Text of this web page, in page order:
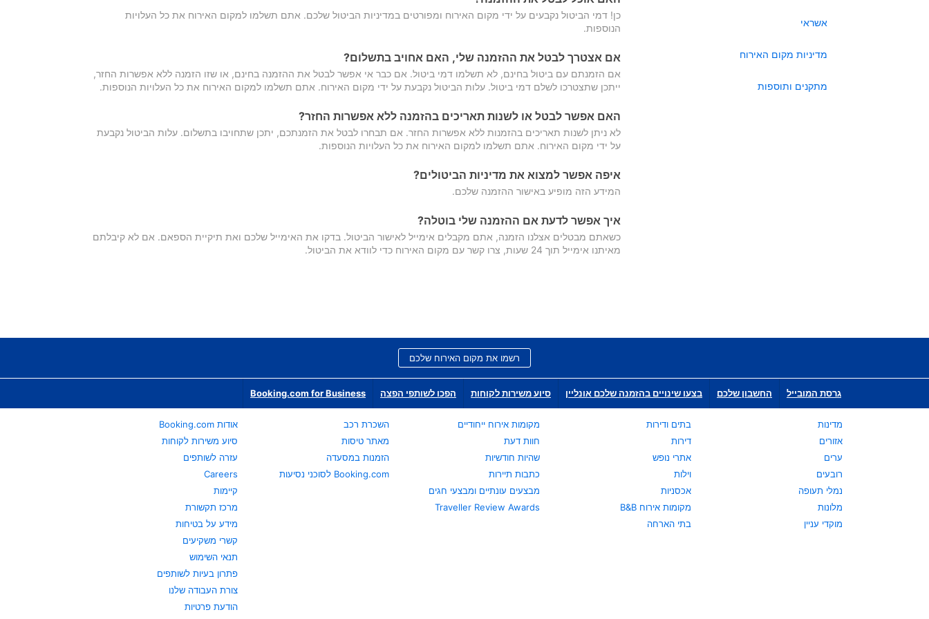
אשראי
מדיניות מקום האירוח
מתקנים ותוספות
כן! דמי הביטול נקבעים על ידי מקום האירוח ומפורטים במדיניות הביטול שלכם. אתם תשלמו למקום האירוח את כל העלויות
הנוספות.
אם אצטרך לבטל את ההזמנה שלי, האם אחויב בתשלום?
אם הזמנתם עם ביטול בחינם, לא תשלמו דמי ביטול. אם כבר אי אפשר לבטל את ההזמנה בחינם, או שזו הזמנה ללא אפשרות החזר,
ייתכן שתצטרכו לשלם דמי ביטול. עלות הביטול נקבעת על ידי מקום האירוח. אתם תשלמו למקום האירוח את כל העלויות הנוספות.
האם אפשר לבטל או לשנות תאריכים בהזמנה ללא אפשרות החזר?
לא ניתן לשנות תאריכים בהזמנות ללא אפשרות החזר. אם תבחרו לבטל את הזמנתכם, יתכן שתחויבו בתשלום. עלות הביטול נקבעת
על ידי מקום האירוח. אתם תשלמו למקום האירוח את כל העלויות הנוספות.
איפה אפשר למצוא את מדיניות הביטולים?
המידע הזה מופיע באישור ההזמנה שלכם.
איך אפשר לדעת אם ההזמנה שלי בוטלה?
כשאתם מבטלים אצלנו הזמנה, אתם מקבלים אימייל לאישור הביטול. בדקו את האימייל שלכם ואת תיקיית הספאם. אם לא קיבלתם
מאיתנו אימייל תוך 24 שעות, צרו קשר עם מקום האירוח כדי לוודא את הביטול.
רשמו את מקום האירוח שלכם
גרסת המובייל החשבון שלכם בצעו שינויים בהזמנה שלכם אונליין סיוע משירות לקוחות הפכו לשותפי הפצה Booking.com for Business
מדינות
אזורים
ערים
רובעים
נמלי תעופה
מלונות
מוקדי עניין
בתים ודירות
דירות
אתרי נופש
וילות
אכסניות
מקומות אירוח B&B
בתי הארחה
מקומות אירוח ייחודיים
חוות דעת
שהיות חודשיות
כתבות תיירות
מבצעים עונתיים ומבצעי חגים
Traveller Review Awards
השכרת רכב
מאתר טיסות
הזמנות במסעדה
Booking.com לסוכני נסיעות
אודות Booking.com
סיוע משירות לקוחות
עזרה לשותפים
Careers
קיימות
מרכז תקשורת
מידע על בטיחות
קשרי משקיעים
תנאי השימוש
פתרון בעיות לשותפים
צורת העבודה שלנו
הודעת פרטיות